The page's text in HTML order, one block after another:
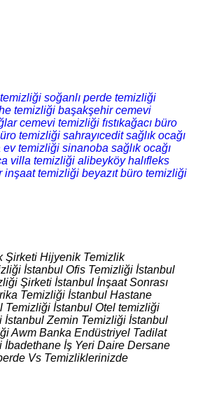
soğanlı perde temizliği
temizliği başakşehir cemevi
cemevi temizliği fıstıkağacı büro
temizliği sahrayıcedit sağlık ocağı
ev temizliği sinanoba sağlık ocağı
villa temizliği alibeyköy halıfleks
inşaat temizliği beyazıt büro temizliği
Şirketi Hijyenik Temizlik
İstanbul Ofis Temizliği İstanbul
Şirketi İstanbul İnşaat Sonrası
Temizliği İstanbul Hastane
Temizliği İstanbul Otel temizliği
Zemin Temizliği İstanbul
Awm Banka Endüstriyel Tadilat
İbadethane İş Yeri Daire Dersane
Vs Temizliklerinizde